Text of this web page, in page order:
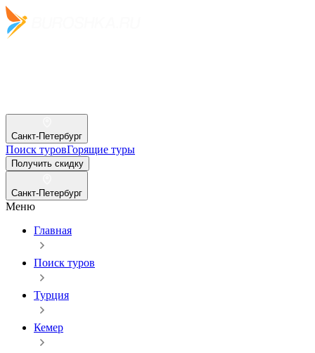
Санкт-Петербург
Поиск туровГорящие туры
Получить скидку
Санкт-Петербург
Меню
Главная
Поиск туров
Турция
Кемер